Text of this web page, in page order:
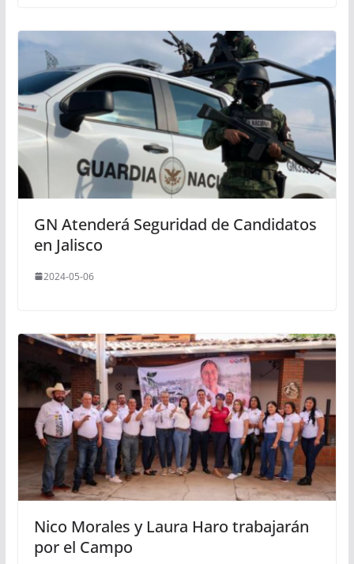
GN Atenderá Seguridad de Candidatos
en Jalisco
2024-05-06
Nico Morales y Laura Haro trabajarán
por el Campo